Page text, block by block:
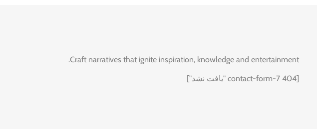
Craft narratives that ignite inspiration, knowledge and entertainment.
[contact-form-7 404 "یافت نشد"]